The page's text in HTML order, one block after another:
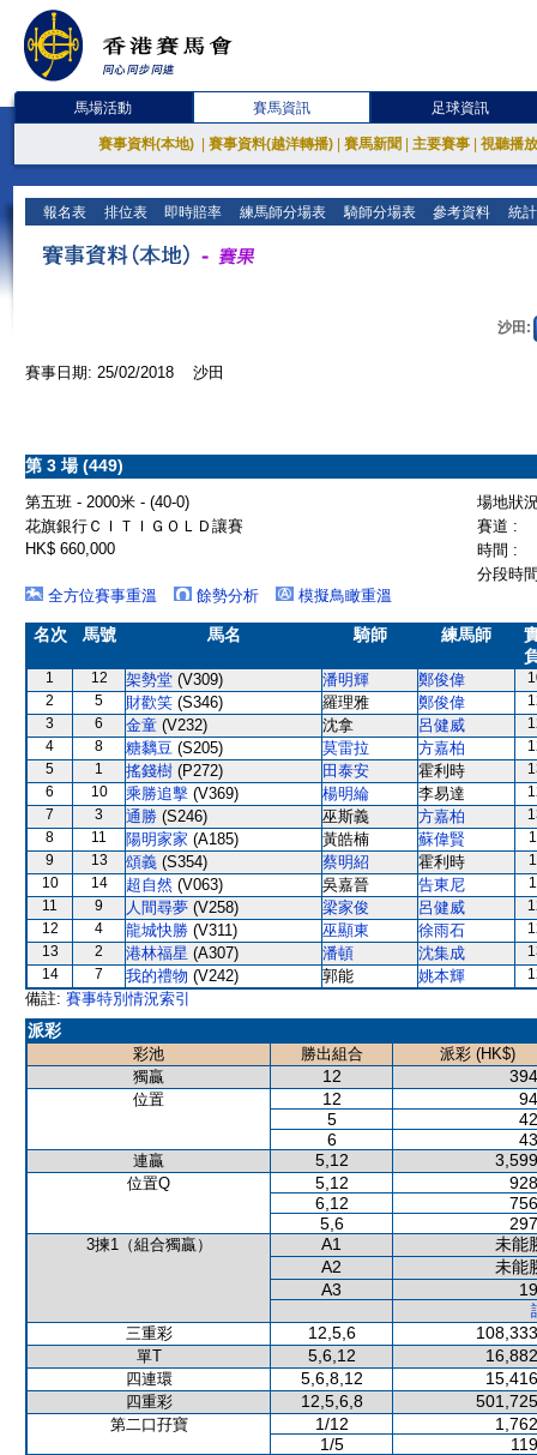
馬場活動 賽馬資訊 足球資訊
賽事資料(本地) 賽事資料(越洋轉播) 賽馬新聞 主要賽事 視聽播
報名表 排位表 即時賠率 練馬師分場表 騎師分場表 參考資料 統
沙田:
賽事日期: 25/02/2018 沙田
第 3 場 (449)
第五班 - 2000米 - (40-0)
場地狀
花旗銀行ＣＩＴＩＧＯＬＤ讓賽
賽道 :
HK$ 660,000
時間 :
分段時
全方位賽事重溫
餘勢分析 模擬鳥瞰重溫
名次 馬號 馬名 騎師 練馬師
1 12 架勢堂 (V309) 潘明輝 鄭俊偉
2
5 財歡笑 (S346) 羅理雅 鄭俊偉
3
6 金童 (V232) 沈拿 呂健威
4
8 糖黐豆 (S205) 莫雷拉 方嘉柏
5
1 搖錢樹 (P272) 田泰安 霍利時
6
10 乘勝追擊 (V369) 楊明綸 李易達
7
3 通勝 (S246) 巫斯義 方嘉柏
8
11 陽明家家 (A185) 黃皓楠 蘇偉賢
9
13 頌義 (S354) 蔡明紹 霍利時
10
14 超自然 (V063) 吳嘉晉 告東尼
11
9 人間尋夢 (V258) 梁家俊 呂健威
12
4 龍城快勝 (V311) 巫顯東 徐雨石
13
2 港林福星 (A307) 潘頓 沈集成
14
7 我的禮物 (V242) 郭能 姚本輝
備註: 賽事特別情況索引
派彩
彩池 勝出組合
派彩 (HK$)
獨贏
12
位置 12
5
6
連贏 5,12
位置Q 5,12
6,12
5,6
3揀1（組合獨贏） A1
未能
A2
未能
A3
三重彩
12,5,6
單T 5,6,12
四連環 5,6,8,12
四重彩 12,5,6,8
第二口孖寶 1/12
1/5